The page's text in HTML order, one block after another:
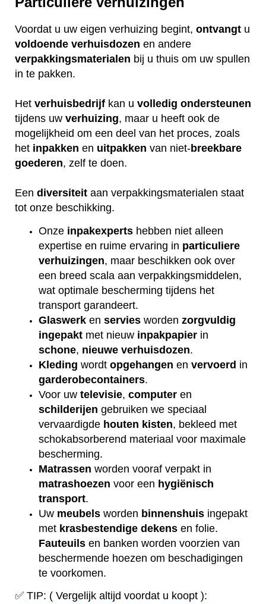
Voordat u uw eigen verhuizing begint, ontvangt u
voldoende verhuisdozen en andere
verpakkingsmaterialen bij u thuis om uw spullen
in te pakken.
Het verhuisbedrijf kan u volledig ondersteunen
tijdens uw verhuizing, maar u heeft ook de
mogelijkheid om een deel van het proces, zoals
het inpakken en uitpakken van niet-breekbare
goederen, zelf te doen.
Een diversiteit aan verpakkingsmaterialen staat
tot onze beschikking.
Onze inpakexperts hebben niet alleen
expertise en ruime ervaring in particuliere
verhuizingen, maar beschikken ook over
een breed scala aan verpakkingsmiddelen,
wat optimale bescherming tijdens het
transport garandeert.
Glaswerk en servies worden zorgvuldig
ingepakt met nieuw inpakpapier in
schone, nieuwe verhuisdozen.
Kleding wordt opgehangen en vervoerd in
garderobecontainers.
Voor uw televisie, computer en
schilderijen gebruiken we speciaal
vervaardigde houten kisten, bekleed met
schokabsorberend materiaal voor maximale
bescherming.
Matrassen worden vooraf verpakt in
matrashoezen voor een hygiënisch
transport.
Uw meubels worden binnenshuis ingepakt
met krasbestendige dekens en folie.
Fauteuils en banken worden voorzien van
beschermende hoezen om beschadigingen
te voorkomen.
✅ TIP: ( Vergelijk altijd voordat u koopt ):